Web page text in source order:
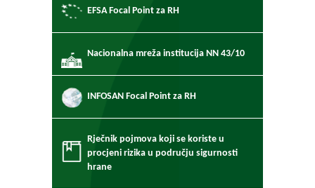
EFSA Focal Point za RH
Nacionalna mreža institucija NN 43/10
INFOSAN Focal Point za RH
Rječnik pojmova koji se koriste u
procjeni rizika u području sigurnosti
hrane